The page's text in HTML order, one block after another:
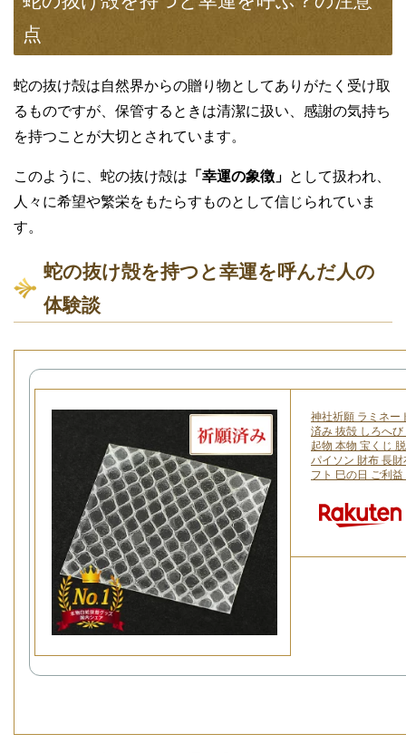
点
蛇の抜け殻は自然界からの贈り物としてありがたく受け取
るものですが、保管するときは清潔に扱い、感謝の気持ち
を持つことが大切とされています。
このように、蛇の抜け殻は 「幸運の象徴」 として扱われ、
人々に希望や繁栄をもたらすものとして信じられていま
す。
蛇の抜け殻を持つと幸運を呼んだ人の
体験談
神社祈願 ラミネー
済み 抜殻 しろへ
起物 本物 宝くじ
パイソン 財布 長
フト 巳の日 ご利